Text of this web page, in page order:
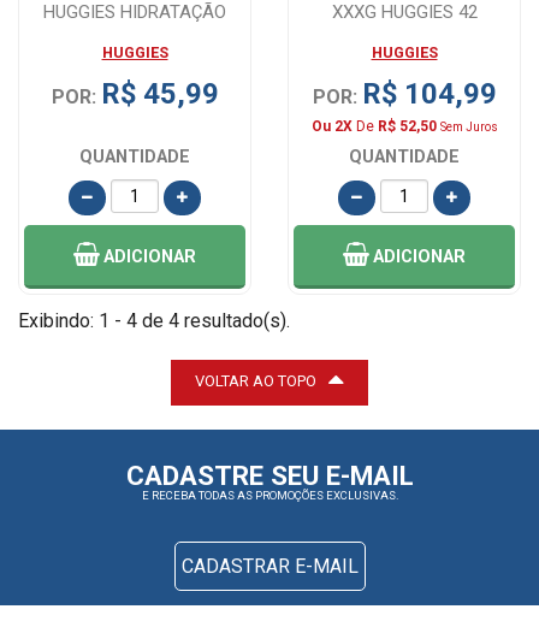
HUGGIES HIDRATAÇÃO
HUGGIES
POR: R$ 45,99
QUANTIDADE
ADICIONAR
XXXG HUGGIES 42
HUGGIES
POR: R$ 104,99
Ou 2XDe R$ 52,50 Sem Juros
QUANTIDADE
ADICIONAR
Exibindo: 1 - 4 de 4 resultado(s).
VOLTAR AO TOPO
CADASTRE SEU E-MAIL
E RECEBA TODAS AS PROMOÇÕES EXCLUSIVAS.
CADASTRAR E-MAIL